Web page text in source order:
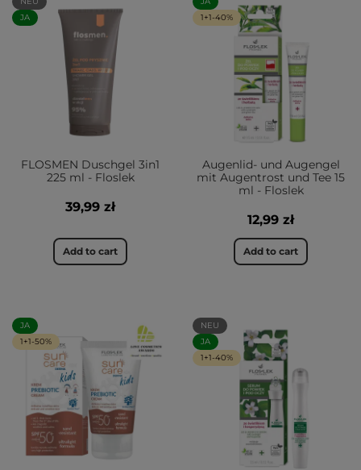
JA
FLOSMEN Duschgel 3in1
225 ml - Floslek
39,99 zł
Add to cart
1+1-40%
Augenlid- und Augengel
mit Augentrost und Tee 15
ml - Floslek
12,99 zł
Add to cart
JA
1+1-50%
NEU
JA
1+1-40%